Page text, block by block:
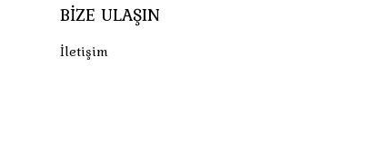
BIZE ULAŞIN
İletişim